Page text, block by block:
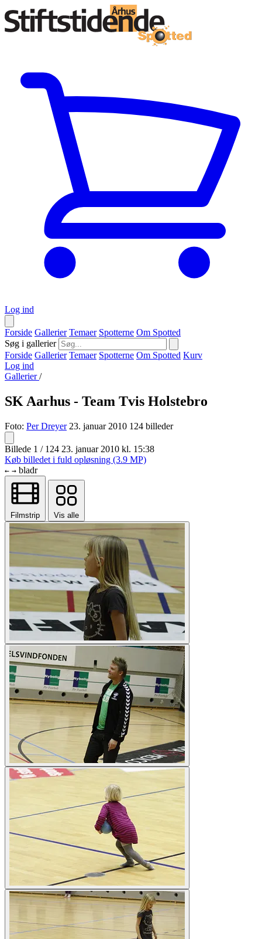
Log ind
Forside Gallerier Temaer Spotterne Om Spotted
Søg i gallerier
Forside Gallerier Temaer Spotterne Om Spotted Kurv
Log ind
Gallerier/
SK Aarhus - Team Tvis Holstebro
Foto: Per Dreyer 23. januar 2010 124 billeder
Billede 1 / 124 23. januar 2010 kl. 15:38
Køb billedet i fuld opløsning (3.9 MP)
← → bladr
Filmstrip Vis alle